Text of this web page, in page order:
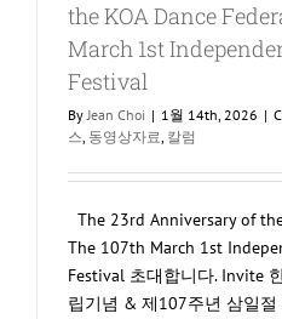
the KOA Dance
March 1st
Festival
ByJean Choi | 1월 14th, 2026 |
스, 동영상자료, 칼럼
The 23rd Anniversary of
The 107th March 1st
Festival 초대합니다. Invite
립기념 & 제107주년 삼일